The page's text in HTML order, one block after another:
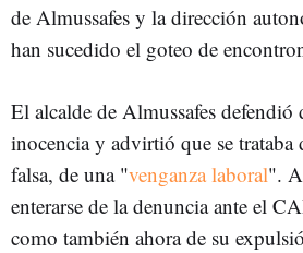
de Almussafes y la dirección
han sucedido el goteo de
El alcalde de Almussafes
inocencia y advirtió que se trataba
falsa, de una "venganza laboral".
enterarse de la denuncia ante el
como también ahora de su